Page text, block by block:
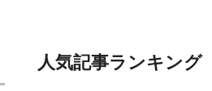
人気記事ランキング